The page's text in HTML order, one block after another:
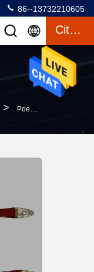
86--13732210605
Citaat
> Poeder/Deegachtig Materieel Laboratoriumcolorimeter 550g Lichtgewicht 8mm Het Meten Kaliber